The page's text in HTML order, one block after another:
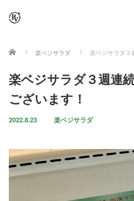
ホーム 楽ベジサラダ 楽ベジサラダ３
楽ベジサラダ３週連
ございます！
2022.8.23 楽ベジサラダ